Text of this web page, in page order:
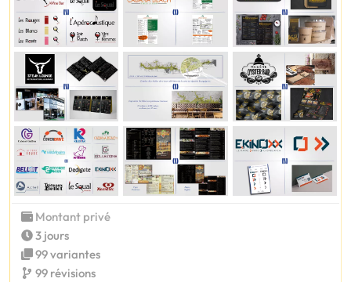
Montant privé
3 jours
99 variantes
99 révisions